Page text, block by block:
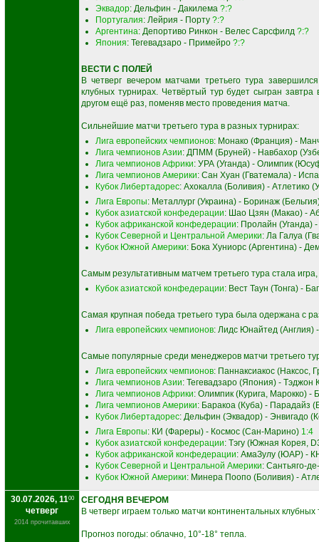
Эквадор: Дельфин - Дакилема ?:?
Португалия: Лейрия - Порту ?:?
Аргентина: Депортиво Ринкон - Велес Сарсфилд ?:?
Япония: Тегевадзаро - Примейро ?:?
ВЕСТИ С ПОЛЕЙ
В четверг вечером матчами третьего тура
клубных турнирах. Четвёртый тур будет сыгран
другом ещё раз, поменяв место проведения матча.
Сильнейшие матчи третьего тура в разных турнирах:
Лига европейских чемпионов: Монако (Франция) -
Лига чемпионов Азии: ДПММ (Бруней) - Навбахор
Лига чемпионов Африки: УРА (Уганда) - Олимпик
Лига чемпионов Америки: Сан Хуан (Гватемала) -
Кубок Либертадорес: Ахокалла (Боливия) - Атлетико
Лига Европы: Металлург (Украина) - Боринаж
Кубок азиатской конфедерации: Шао Цзян (Макао) -
Кубок африканской конфедерации: Пролайн (Уганда)
Кубок Северной и Центральной Америки: Ла Галуа
Кубок Южной Америки: Бока Хуниорс (Аргентина) -
Самым результативным матчем третьего тура стала
Кубок азиатской конфедерации: Вест Таун (Тонга) -
Самая крупная победа третьего тура была одержана с
Лига европейских чемпионов: Лидс Юнайтед (Англия)
Самые популярные среди менеджеров матчи третьего
Лига европейских чемпионов: Паннаксиакос (Наксос,
Лига чемпионов Азии: Тегевадзаро (Япония) -
Лига чемпионов Африки: Олимпик (Курига, Марокко) -
Лига чемпионов Америки: Баракоа (Куба) - Парадайз
Кубок Либертадорес: Дельфин (Эквадор) - Энвигадо
Лига Европы: КИ (Фареры) - Космос (Сан-Марино) 1:4
Кубок азиатской конфедерации: Тэгу (Южная Корея,
Кубок африканской конфедерации: АмаЗулу (ЮАР) -
Кубок Северной и Центральной Америки: Сантьяго-
Кубок Южной Америки: Минера Поопо (Боливия) -
30.07.2026, 1100
четверг
2014 прочитавших
СЕГОДНЯ ВЕЧЕРОМ
В четверг играем только матчи континентальных
Прогноз погоды: облачно, 10°-18° тепла.